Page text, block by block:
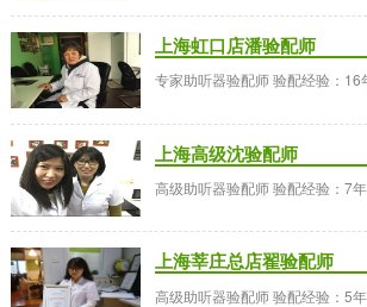
上海虹口店潘验配师
专家助听器验配师 验配经验：16
上海高级沈验配师
高级助听器验配师 验配经验：7年
上海莘庄总店翟验配师
高级助听器验配师 验配经验：5年